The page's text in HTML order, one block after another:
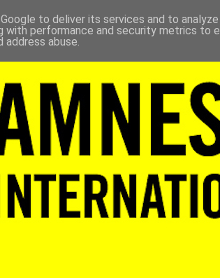
to deliver its services and to
with performance and security metrics to
abuse.